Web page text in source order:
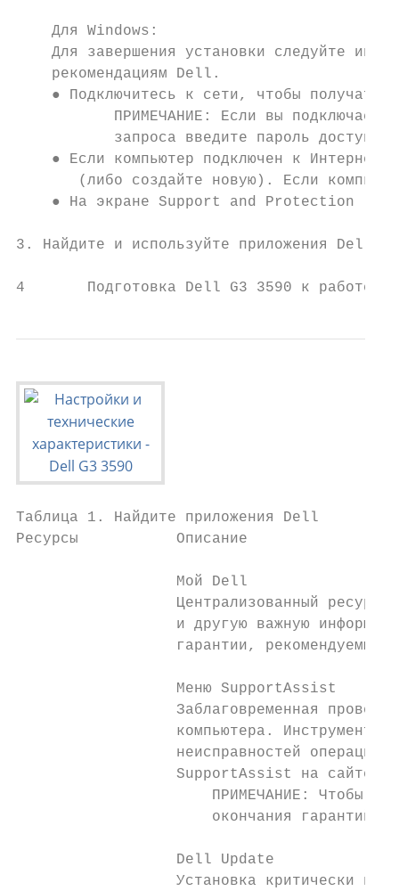
    Для Windows:
Для завершения установки следуйте
    рекомендациям Dell.
● Подключитесь к сети, чтобы получать
ПРИМЕЧАНИЕ: Если вы
           запроса введите пароль доступа.
● Если компьютер подключен к
(либо создайте новую). Если
● На экране Support and Protection
3. Найдите и используйте приложения Dell в
4       Подготовка Dell G3 3590 к работе
Таблица 1. Найдите приложения Dell
Ресурсы           Описание
                  Мой Dell
Централизованный
и другую важную
гарантии, рекомендуемых
                  Меню SupportAssist
Заблаговременная
компьютера. Инструмент
неисправностей
SupportAssist на сайте
ПРИМЕЧАНИЕ: Чтобы
окончания
                  Dell Update
Установка критически